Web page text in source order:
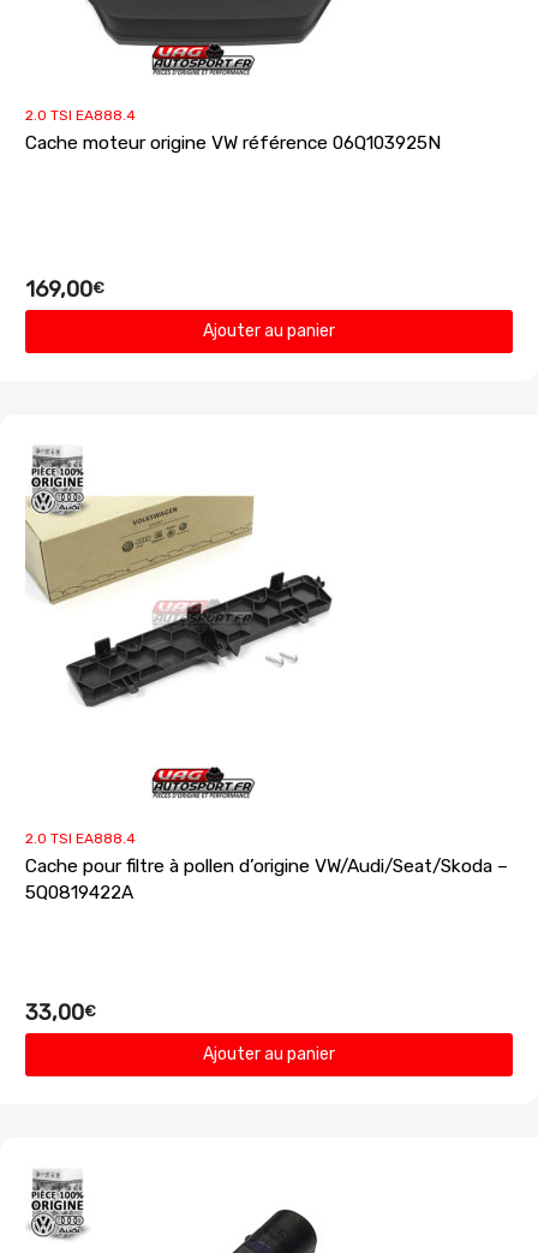
2.0 TSI EA888.4
Cache moteur origine VW référence 06Q103925N
169,00€
Ajouter au panier
2.0 TSI EA888.4
Cache pour filtre à pollen d’origine VW/Audi/Seat/Skoda –
5Q0819422A
33,00€
Ajouter au panier